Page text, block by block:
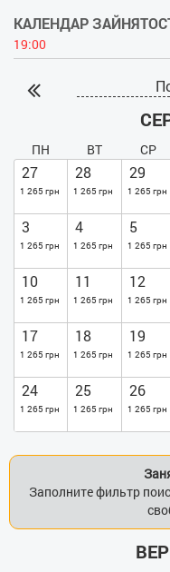
КАЛЕНДАР
19:00
ПН ВТ СР
27
1 265 грн
28
1 265 грн
29
1 265 грн
3
1 265 грн
4
1 265 грн
5
1 265 грн
10
1 265 грн
11
1 265 грн
12
1 265 грн
17
1 265 грн
18
1 265 грн
19
1 265 грн
24
1 265 грн
25
1 265 грн
26
1 265 грн
Заполните фильтр